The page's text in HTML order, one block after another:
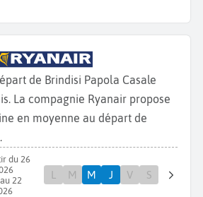
de Brindisi Papola Casale
La compagnie Ryanair propose
en moyenne au départ de
du 26
22
L M M J V S